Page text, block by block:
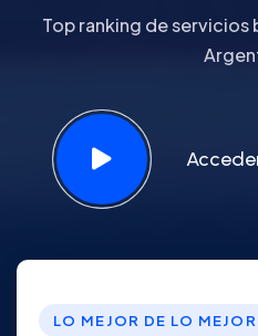
Top ranking de servicios
LO MEJOR DE LO MEJOR